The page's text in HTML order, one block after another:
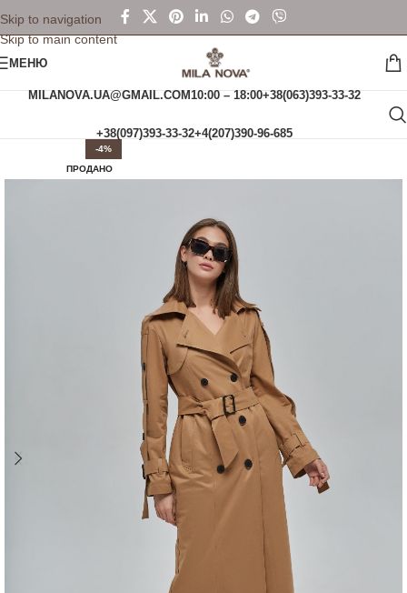
Skip to navigation
Skip to main content
МЕНЮ
MILANOVA.UA@GMAIL.COM10:00 – 18:00+38(063)393-33-32
+38(097)393-33-32+4(207)390-96-685
-4%
ПРОДАНО